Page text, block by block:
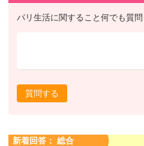
パリ生活に関すること何でも質問
質問する
新着回答： 総合